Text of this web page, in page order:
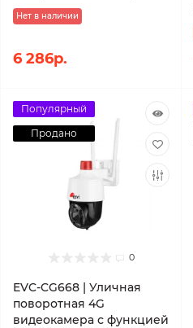
Нет в наличии
6 286р.
Популярный
Продано
0
EVC-CG668 | Уличная
поворотная 4G
видеокамера с функцией